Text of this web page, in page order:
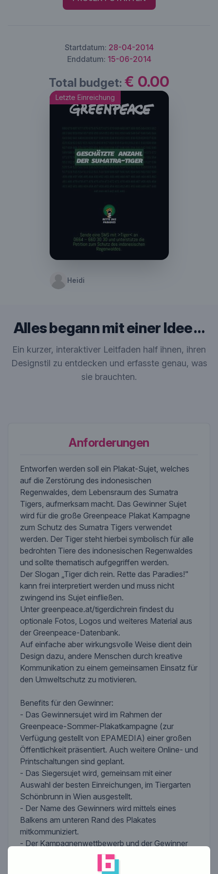
Startdatum: 28-04-2014
Enddatum: 15-06-2014
Total budget: € 0.00
Letzte Einreichung
Heidi
Alles begann mit einer Idee …
Ein kurzer, interaktiver Leitfaden half ihnen, ihren
Designstil zu entdecken und erfasste genau, was
sie brauchten.
Anforderungen
Entworfen werden soll ein Plakat-Sujet, welches
auf die Zerstörung des indonesischen
Regenwaldes, dem Lebensraum des Sumatra
Tigers, aufmerksam macht. Das Gewinner Sujet
wird für die große Greenpeace Plakat Kampagne
zum Schutz des Sumatra Tigers verwendet
werden. Der Tiger steht hierbei symbolisch für alle
bedrohten Tiere des indonesischen Regenwaldes
und sollte thematisch aufgegriffen werden.
Der Slogan „Tiger dich rein. Rette das Paradies!"
kann frei interpretiert werden und muss nicht
zwingend ins Sujet einfließen.
Unter greenpeace.at/tigerdichrein findest du
optionale Fotos, Logos und weiteres Material aus
der Greenpeace-Datenbank.
Auf einfache aber wirkungsvolle Weise dient dein
Design dazu, andere Menschen durch kreative
Kommunikation zu einem gemeinsamen Einsatz für
den Umweltschutz zu motivieren.
Benefits für den Gewinner:
- Das Gewinnersujet wird im Rahmen der
Greenpeace-Sommer-Plakatkampagne (zur
Verfügung gestellt von EPAMEDIA) einer großen
Öffentlichkeit präsentiert. Auch weitere Online- und
Printschaltungen sind geplant.
- Das Siegersujet wird, gemeinsam mit einer
Auswahl der besten Einreichungen, im Tiergarten
Schönbrunn in Wien ausgestellt.
- Der Name des Gewinners wird mittels eines
Balkens am unteren Rand des Plakates
mitkommuniziert.
- Der Kampagnenwettbewerb und der Gewinner
werden im Greenpeace-Magazin "Act" vorgestellt.
- Der Gewinner bekommt eine Greenpeace-Tiger-